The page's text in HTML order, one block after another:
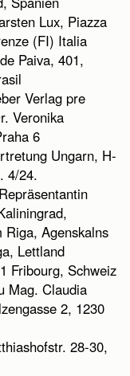
Lux, Piazza
(FI) Italia
Paiva, 401,
Verlag pre
Veronika
6
Ungarn, H-
4/24.
Riga, Agenskalns
Lettland
Fribourg, Schweiz
Mag. Claudia
2, 1230
28-30,